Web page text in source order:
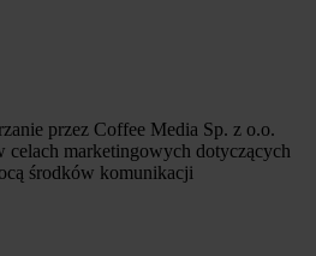
przez Coffee Media Sp. z o.o.
celach marketingowych dotyczących
środków komunikacji